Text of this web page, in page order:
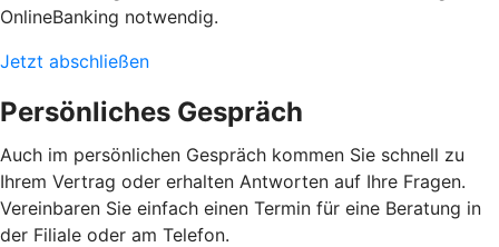
OnlineBanking notwendig.
Jetzt abschließen
Persönliches Gespräch
Auch im persönlichen Gespräch kommen Sie schnell zu
Ihrem Vertrag oder erhalten Antworten auf Ihre Fragen.
Vereinbaren Sie einfach einen Termin für eine Beratung in
der Filiale oder am Telefon.